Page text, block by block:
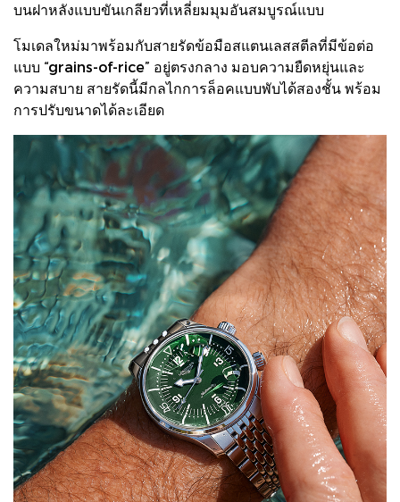
บนฝาหลังแบบขันเกลียวที่เหลี่ยมมุมอันสมบูรณ์แบบ
โมเดลใหม่มาพร้อมกับสายรัดข้อมือสแตนเลสสตีลที่มีข้อต่อ
แบบ “grains-of-rice” อยู่ตรงกลาง มอบความยืดหยุ่นและ
ความสบาย สายรัดนี้มีกลไกการล็อคแบบพับได้สองชั้น พร้อม
การปรับขนาดได้ละเอียด